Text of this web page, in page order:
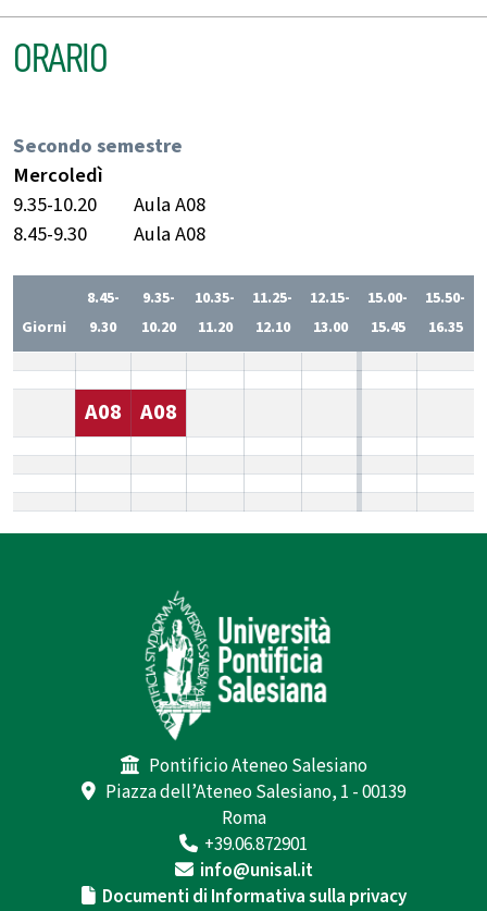
ORARIO
Secondo semestre
Mercoledì
9.35-10.20
Aula A08
8.45-9.30
Aula A08
Giorni
8.45-
9.30
9.35-
10.20
10.35-
11.20
11.25-
12.10
12.15-
13.00
15.00-
15.45
15.50-
16.35
A08 A08
Pontificio Ateneo Salesiano
Piazza dell’Ateneo Salesiano, 1 - 00139
Roma
+39.06.872901
info@unisal.it
Documenti di Informativa sulla privacy